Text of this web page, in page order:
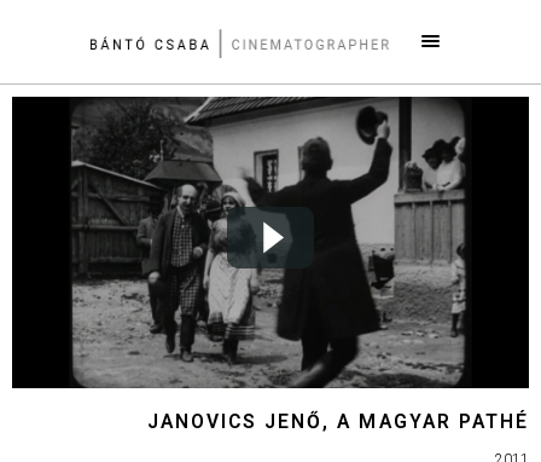
JANOVICS JENŐ, A MAGYAR PATHÉ